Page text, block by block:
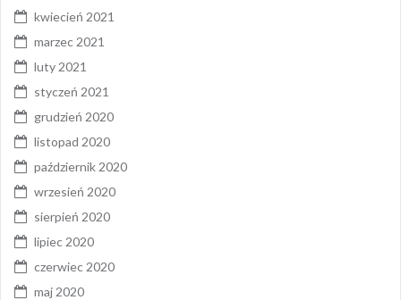
kwiecień 2021
marzec 2021
luty 2021
styczeń 2021
grudzień 2020
listopad 2020
październik 2020
wrzesień 2020
sierpień 2020
lipiec 2020
czerwiec 2020
maj 2020